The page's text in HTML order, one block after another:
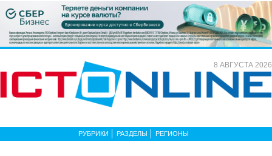
8 АВГУСТА 2026
РУБРИКИ РАЗДЕЛЫ РЕГИОНЫ